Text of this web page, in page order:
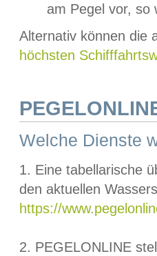
am Pegel vor,
Alternativ können die
höchsten
Welche Dienste
1. Eine tabellarische
den aktuellen
https://
2. PEGELONLINE